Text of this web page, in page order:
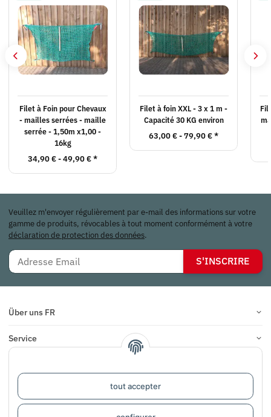
tout accepter
Filet à Foin pour Chevaux
- mailles serrées - maille
serrée - 1,50m x1,00 -
16kg
34,90 € -49,90 €*
Filet à foin XXL - 3 x 1 m -
Capacité 30 KG environ
63,00 € -79,90 €*
Veuillez m'envoyer régulièrement par e-mail des informations sur votre
gamme de produits, révocables à tout moment conformément à votre
déclaration de protection des données.
S'INSCRIRE
Über uns FR
Service
COMMENTAIRES